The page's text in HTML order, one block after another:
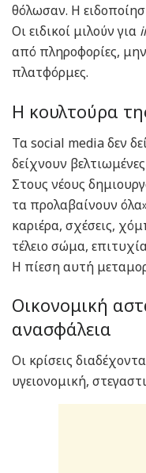
θόλωσαν. Η
Οι ειδικοί μιλούν για
από πληροφορίες,
πλατφόρμες.
Η κουλτούρα
Τα social media δεν
δείχνουν
Στους νέους
τα προλαβαίνουν
καριέρα, σχέσεις,
τέλειο σώμα,
Η πίεση αυτή
Οικονομική
ανασφάλεια
Οι κρίσεις
υγειονομική,